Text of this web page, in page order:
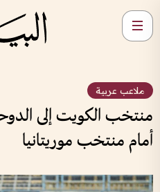
ملاعب عربية
منتخب الكويت إلى
أمام منتخب موريتانيا